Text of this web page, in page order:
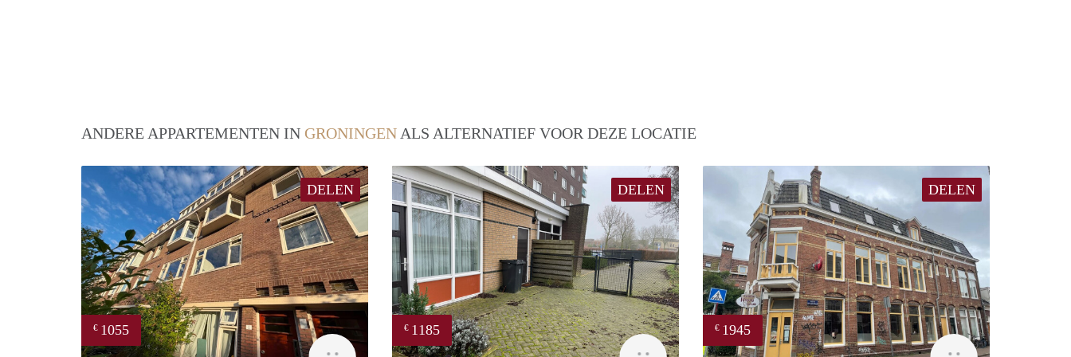
ANDERE APPARTEMENTEN IN GRONINGEN ALS ALTERNATIEF VOOR DEZE LOCATIE
DELEN
€ 1055
GrunoVerhuur
DELEN
€ 1185
GrunoVerhuur
DELEN
€ 1945
GrunoVerhuur